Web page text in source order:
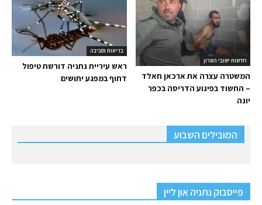
בריאות וסביבה
ראש עיריית נתניה דורשת טיפול
דחוף במפגע יתושים
חדשות ישובי השרון
המשטרה עצרה את ארכאן חאלד
– החשוד בפיגוע הדריסה בכפר
יונה
המובילים השבוע
פייסבוק נתניה און ליין